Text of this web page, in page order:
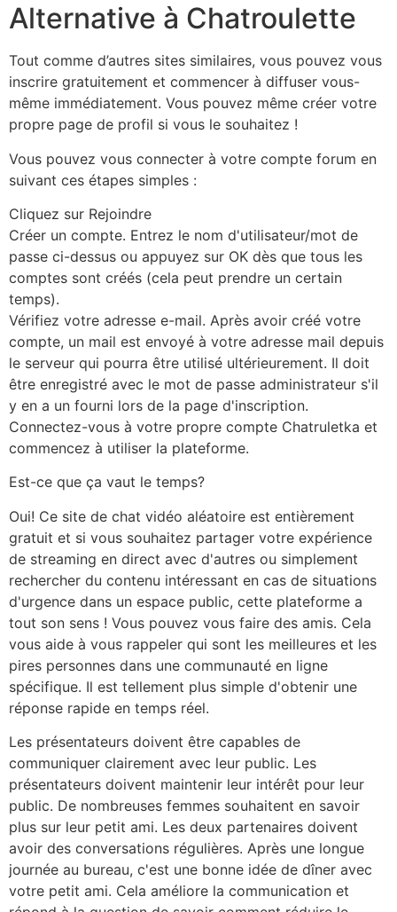
Alternative à Chatroulette
Tout comme d’autres sites similaires, vous pouvez vous
inscrire gratuitement et commencer à diffuser vous-
même immédiatement. Vous pouvez même créer votre
propre page de profil si vous le souhaitez !
Vous pouvez vous connecter à votre compte forum en
suivant ces étapes simples :
Cliquez sur Rejoindre
Créer un compte. Entrez le nom d'utilisateur/mot de
passe ci-dessus ou appuyez sur OK dès que tous les
comptes sont créés (cela peut prendre un certain
temps).
Vérifiez votre adresse e-mail. Après avoir créé votre
compte, un mail est envoyé à votre adresse mail depuis
le serveur qui pourra être utilisé ultérieurement. Il doit
être enregistré avec le mot de passe administrateur s'il
y en a un fourni lors de la page d'inscription.
Connectez-vous à votre propre compte Chatruletka et
commencez à utiliser la plateforme.
Est-ce que ça vaut le temps?
Oui! Ce site de chat vidéo aléatoire est entièrement
gratuit et si vous souhaitez partager votre expérience
de streaming en direct avec d'autres ou simplement
rechercher du contenu intéressant en cas de situations
d'urgence dans un espace public, cette plateforme a
tout son sens ! Vous pouvez vous faire des amis. Cela
vous aide à vous rappeler qui sont les meilleures et les
pires personnes dans une communauté en ligne
spécifique. Il est tellement plus simple d'obtenir une
réponse rapide en temps réel.
Les présentateurs doivent être capables de
communiquer clairement avec leur public. Les
présentateurs doivent maintenir leur intérêt pour leur
public. De nombreuses femmes souhaitent en savoir
plus sur leur petit ami. Les deux partenaires doivent
avoir des conversations régulières. Après une longue
journée au bureau, c'est une bonne idée de dîner avec
votre petit ami. Cela améliore la communication et